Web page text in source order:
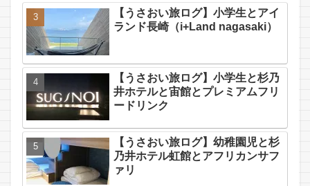
【うさおい旅ログ】小学生とアイ
ランド長崎（i+Land nagasaki）
【うさおい旅ログ】小学生と杉乃
井ホテルと宙館とプレミアムフリ
ードリンク
【うさおい旅ログ】幼稚園児と杉
乃井ホテル虹館とアフリカンサフ
ァリ